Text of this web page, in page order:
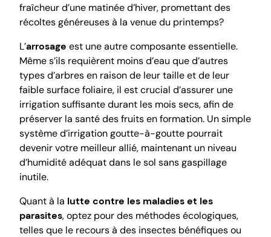
fraîcheur d’une matinée d’hiver, promettant des
récoltes généreuses à la venue du printemps?
L’arrosage est une autre composante essentielle.
Même s’ils requièrent moins d’eau que d’autres
types d’arbres en raison de leur taille et de leur
faible surface foliaire, il est crucial d’assurer une
irrigation suffisante durant les mois secs, afin de
préserver la santé des fruits en formation. Un simple
système d’irrigation goutte-à-goutte pourrait
devenir votre meilleur allié, maintenant un niveau
d’humidité adéquat dans le sol sans gaspillage
inutile.
Quant à la lutte contre les maladies et les
parasites, optez pour des méthodes écologiques,
telles que le recours à des insectes bénéfiques ou